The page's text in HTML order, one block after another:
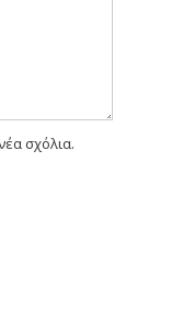
σχόλια.